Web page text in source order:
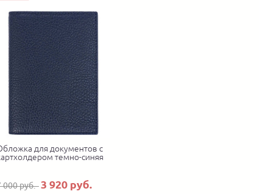
для документов с
темно-синяя
000 руб.3 920 руб.